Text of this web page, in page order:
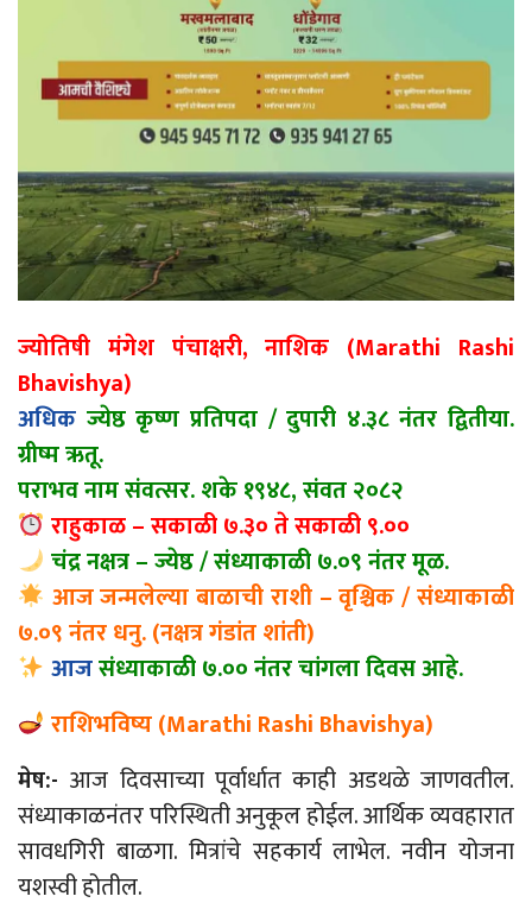
ज्योतिषी मंगेश पंचाक्षरी, नाशिक (Marathi Rashi
Bhavishya)
अधिक ज्येष्ठ कृष्ण प्रतिपदा / दुपारी ४.३८ नंतर द्वितीया.
ग्रीष्म ऋतू.
पराभव नाम संवत्सर. शके १९४८, संवत २०८२
राहुकाळ – सकाळी ७.३० ते सकाळी ९.००
चंद्र नक्षत्र – ज्येष्ठ / संध्याकाळी ७.०९ नंतर मूळ.
आज जन्मलेल्या बाळाची राशी – वृश्चिक / संध्याकाळी
७.०९ नंतर धनु. (नक्षत्र गंडांत शांती)
आजसंध्याकाळी ७.०० नंतर चांगला दिवस आहे.
राशिभविष्य (Marathi Rashi Bhavishya)
मेष:- आज दिवसाच्या पूर्वार्धात काही अडथळे जाणवतील.
संध्याकाळनंतर परिस्थिती अनुकूल होईल. आर्थिक व्यवहारात
सावधगिरी बाळगा. मित्रांचे सहकार्य लाभेल. नवीन योजना
यशस्वी होतील.